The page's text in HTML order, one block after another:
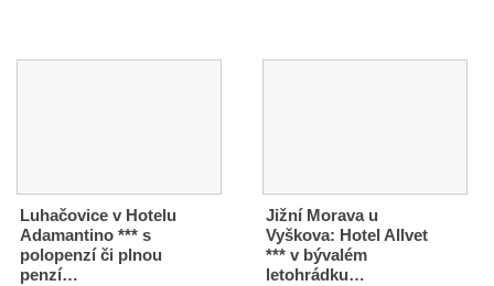
Luhačovice v Hotelu
Adamantino *** s
polopenzí či plnou
penzí…
Jižní Morava u
Vyškova: Hotel Allvet
*** v bývalém
letohrádku…